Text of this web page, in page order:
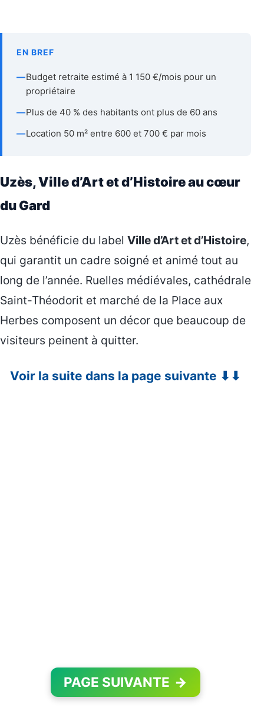
EN BREF
—Budget retraite estimé à 1 150 €/mois pour un
propriétaire
—Plus de 40 % des habitants ont plus de 60 ans
—Location 50 m² entre 600 et 700 € par mois
Uzès, Ville d’Art et d’Histoire au cœur
du Gard
Uzès bénéficie du label Ville d’Art et d’Histoire,
qui garantit un cadre soigné et animé tout au
long de l’année. Ruelles médiévales, cathédrale
Saint-Théodorit et marché de la Place aux
Herbes composent un décor que beaucoup de
visiteurs peinent à quitter.
Voir la suite dans la page suivante ⬇⬇
PAGE SUIVANTE →